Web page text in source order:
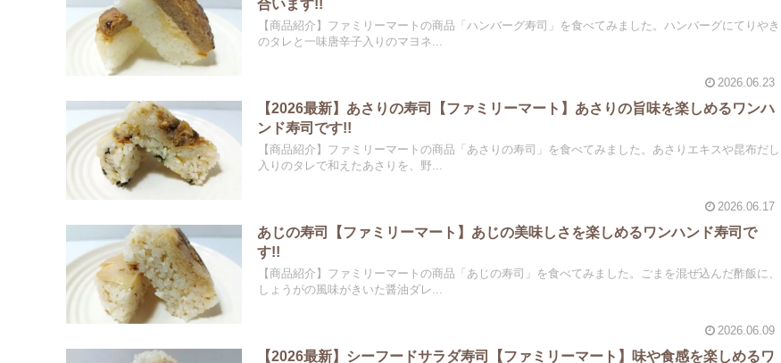
合います!!
【商品紹介】ファミリーマートの商品「ハンバーグ寿司」を食べてみました。ハンバーグにてりやき
のタレと一味唐辛子入りのマヨネ...
2026.06.23
【2026最新】あさりの寿司【ファミリーマート】あさりの旨味を楽しめるワンハ
ンド寿司です!!
【商品紹介】ファミリーマートの商品「あさりの寿司」を食べてみました。あさりエキスや昆布だし
入りのタレで和えたあさりを、野...
2026.06.17
あじの寿司【ファミリーマート】あじの美味しさを楽しめるワンハンド寿司で
す!!
【商品紹介】ファミリーマートの商品「あじの寿司」を食べてみました。ごまを混ぜ込んだ酢飯に、
しょうがの風味がきいた醤油ダレ...
2026.06.09
【2026最新】シーフードサラダ寿司【ファミリーマート】味や食感を楽しめるワ